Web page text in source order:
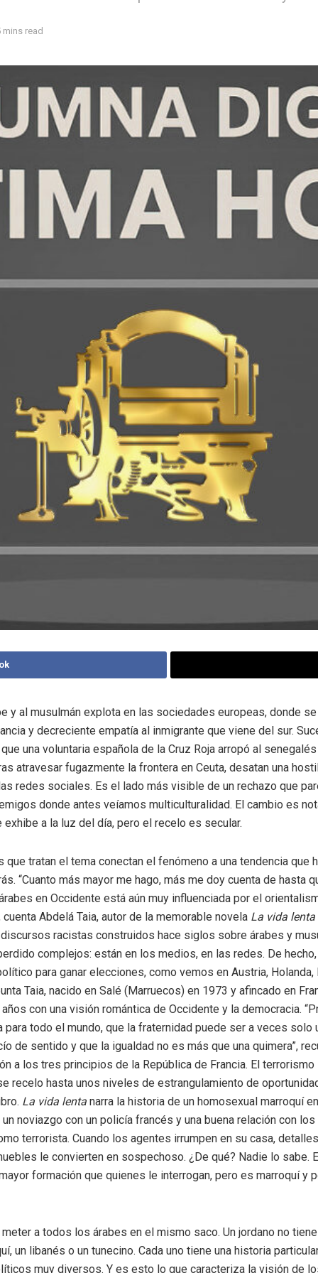
mins read
y al musulmán explota en las sociedades europeas, donde
y decreciente empatía al inmigrante que viene del sur.
una voluntaria española de la Cruz Roja arropó al
atravesar fugazmente la frontera en Ceuta, desatan una
redes sociales. Es el lado más visible de un rechazo que
donde antes veíamos multiculturalidad. El cambio es
a la luz del día, pero el recelo es secular.
que tratan el tema conectan el fenómeno a una tendencia que
“Cuanto más mayor me hago, más me doy cuenta de hasta
en Occidente está aún muy influenciada por el
cuenta Abdelá Taia, autor de la memorable novela La vida lenta
racistas construidos hace siglos sobre árabes y
complejos: están en los medios, en las redes. De
para ganar elecciones, como vemos en Austria, Holanda,
Taia, nacido en Salé (Marruecos) en 1973 y afincado en
con una visión romántica de Occidente y la democracia.
para todo el mundo, que la fraternidad puede ser a veces solo
de sentido y que la igualdad no es más que una quimera”,
a los tres principios de la República de Francia. El
recelo hasta unos niveles de estrangulamiento de
La vida lenta narra la historia de un homosexual marroquí
noviazgo con un policía francés y una buena relación con
terrorista. Cuando los agentes irrumpen en su casa,
le convierten en sospechoso. ¿De qué? Nadie lo sabe.
formación que quienes le interrogan, pero es marroquí y
a todos los árabes en el mismo saco. Un jordano no
un libanés o un tunecino. Cada uno tiene una historia
muy diversos. Y es esto lo que caracteriza la visión de